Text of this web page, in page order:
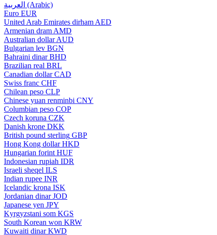
العربية (Arabic)
Euro EUR
United Arab Emirates dirham AED
Armenian dram AMD
Australian dollar AUD
Bulgarian lev BGN
Bahraini dinar BHD
Brazilian real BRL
Canadian dollar CAD
Swiss franc CHF
Chilean peso CLP
Chinese yuan renminbi CNY
Columbian peso COP
Czech koruna CZK
Danish krone DKK
British pound sterling GBP
Hong Kong dollar HKD
Hungarian forint HUF
Indonesian rupiah IDR
Israeli sheqel ILS
Indian rupee INR
Icelandic krona ISK
Jordanian dinar JOD
Japanese yen JPY
Kyrgyzstani som KGS
South Korean won KRW
Kuwaiti dinar KWD